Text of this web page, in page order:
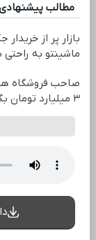
مطالب
ماشینتو به
صاحب فروشگاه
۳ میلیارد تومان بگیر